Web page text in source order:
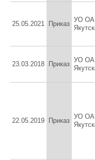
25.05.2021 Приказ
УО ОА
23.03.2018 Приказ
УО ОА
22.05.2019 Приказ
УО ОА